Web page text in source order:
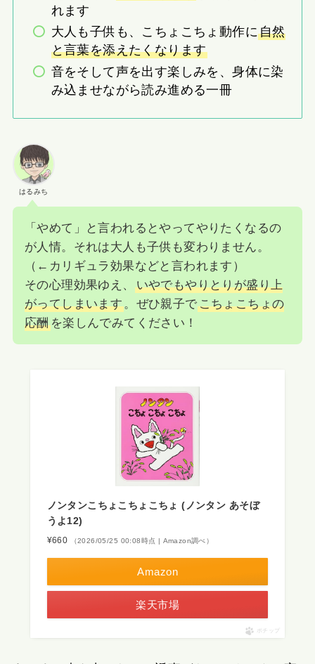
れます
大人も子供も、こちょこちょ動作に自然
と言葉を添えたくなります
音をそして声を出す楽しみを、身体に染
み込ませながら読み進める一冊
はるみち
「やめて」と言われるとやってやりたくなるの
が人情。それは大人も子供も変わりません。
（←カリギュラ効果などと言われます）
その心理効果ゆえ、
いやでもやりとりが盛り上
がってしまいます。ぜひ親子でこちょこちょの
応酬を楽しんでみてください！
ノンタンこちょこちょこちょ (ノンタン あそぼ
うよ12)
¥660 （2026/05/25 00:08時点 | Amazon調べ）
Amazon
楽天市場
ポチップ